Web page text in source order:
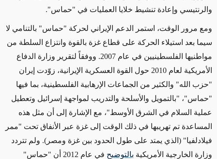
والرنتيسي و إعادة تنشيط خلايا العمليات في "حماس".
ومع مرور الوقت، استمر الدعم الإيراني لحركة "حماس" بالتنامي لا
سيما بعد استيلاء الحركة على قطاع غزة بالقوة وانتزاع السلطة من
مواطنيها الفلسطينيين في عام 2007. ووفقاً لتقرير وزارة الدفاع
الأمريكية لعام 2010 حول القوة العسكرية الإيرانية، زوّدت إيران
"حزب الله" والكثير من الجماعات الإرهابية الفلسطينية، بما فيها
"حماس"، "بالتمويل والأسلحة والتدريب لمواجهة إسرائيل وتعطيل
عملية السلام في الشرق الأوسط"، مع الإشارة إلى أن مثل هذه
المساعدة تم تهريبها في ذلك الوقت إلى غزة عبر الأنفاق تحت "ممر
فيلادلفيا" (الذي يمتد على طول الحدود بين غزة ومصر). ولم تتردد
وزارة الخارجية الأمريكية بالتوضيح
في عام 2012 أن "حماس"